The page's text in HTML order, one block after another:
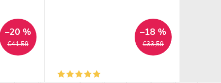
€41,59
–20 %
€33,59
–18 %